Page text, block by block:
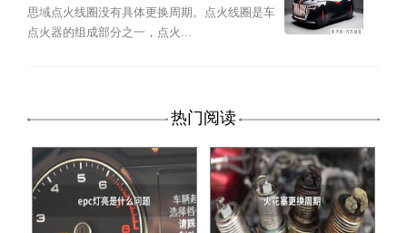
思域点火线圈没有具体更换周期。点火线圈是车
点火器的组成部分之一，点火...
热门阅读